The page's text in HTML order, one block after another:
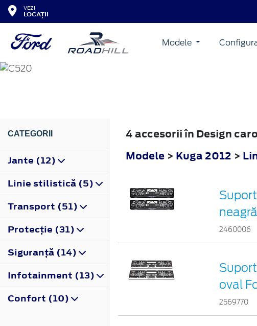
VEZI
LOCAȚII
Modele
KUGA
CATEGORII
Jante (12)
Linie stilistică (5)
Transport (51)
Protecţie (31)
Siguranţă (14)
Infotainment (13)
Confort (10)
4 accesorii în Design
Modele > Kuga 2012 >
2460006
oval
2569770